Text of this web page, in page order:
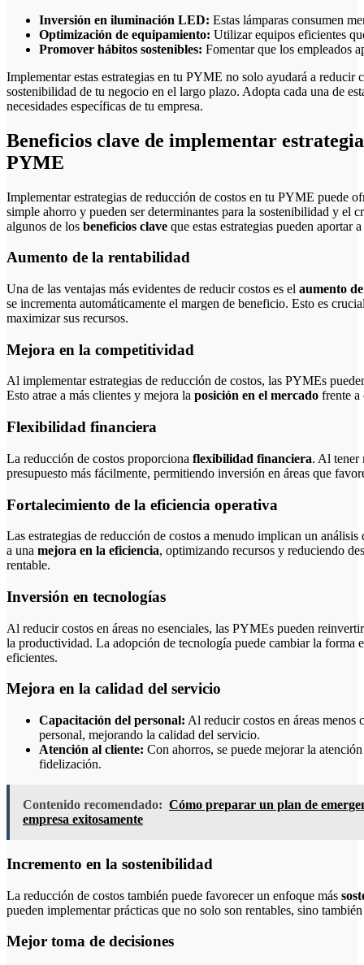
Inversión en iluminación LED: Estas lámparas consumen
Optimización de equipamiento: Utilizar equipos eficientes
Promover hábitos sostenibles: Fomentar que los empleados
Implementar estas estrategias en tu PYME no solo ayudará a
sostenibilidad de tu negocio en el largo plazo. Adopta cada una de
necesidades específicas de tu empresa.
Beneficios clave de implementar
PYME
Implementar estrategias de reducción de costos en tu PYME puede
simple ahorro y pueden ser determinantes para la sostenibilidad y el
algunos de los beneficios clave que estas estrategias pueden aportar
Aumento de la rentabilidad
Una de las ventajas más evidentes de reducir costos es el aumento
se incrementa automáticamente el margen de beneficio. Esto es
maximizar sus recursos.
Mejora en la competitividad
Al implementar estrategias de reducción de costos, las PYMEs
Esto atrae a más clientes y mejora la posición en el mercado frente a
Flexibilidad financiera
La reducción de costos proporciona flexibilidad financiera. Al tener
presupuesto más fácilmente, permitiendo inversión en áreas que
Fortalecimiento de la eficiencia operativa
Las estrategias de reducción de costos a menudo implican un
a una mejora en la eficiencia, optimizando recursos y reduciendo
rentable.
Inversión en tecnologías
Al reducir costos en áreas no esenciales, las PYMEs pueden
la productividad. La adopción de tecnología puede cambiar la forma
eficientes.
Mejora en la calidad del servicio
Capacitación del personal: Al reducir costos en áreas menos
personal, mejorando la calidad del servicio.
Atención al cliente: Con ahorros, se puede mejorar la
fidelización.
Contenido recomendado: Cómo preparar un plan de
empresa exitosamente
Incremento en la sostenibilidad
La reducción de costos también puede favorecer un enfoque más
pueden implementar prácticas que no solo son rentables, sino
Mejor toma de decisiones